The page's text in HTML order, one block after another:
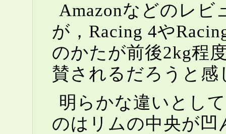
Amazonなどのレビ
が，Racing 4や
のかたが前後2kg程
賛されるだろうと感
明らかな違いとし
のはリムの中央が